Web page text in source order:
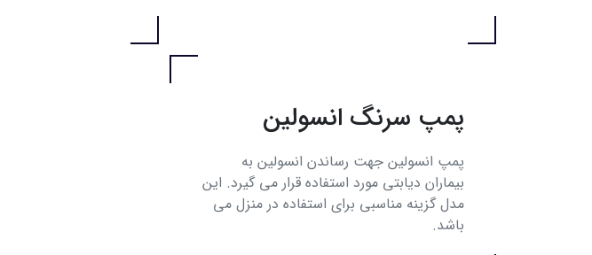
پمپ سرنگ انسولین
پمپ انسولین جهت رساندن انسولین به
بیماران دیابتی مورد استفاده قرار می گیرد. این
مدل گزینه مناسبی برای استفاده در منزل می
باشد.